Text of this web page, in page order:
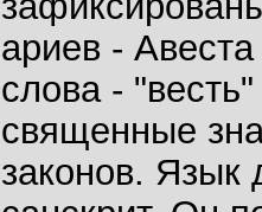
ариев -
слова -
священные
законов. Язык